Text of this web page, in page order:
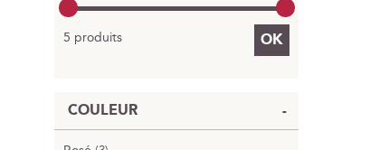
5 produits OK
COULEUR